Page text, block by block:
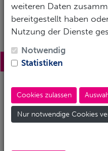
Infos
Langlauf
See-Touren
Skireisen
Skiservice 1
Tauchertreff
Aktuelle News
weiteren Daten
bereitgestellt haben
Nutzung der Dienste
Notwendig
Statistiken
Cookies zulassen
Nur notwendige Cookies